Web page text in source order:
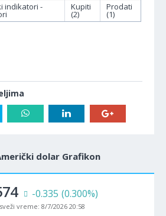
indikatori -
Kupiti
(2)
Prodati
(1)
dolar Grafikon
-0.335 (0.300%)
vreme: 8/7/2026 20:58